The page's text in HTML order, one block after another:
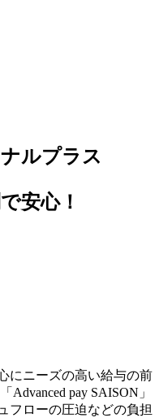
ルプラス
心！
ニーズの高い給与の前
pay SAISON」
ローの圧迫などの負担